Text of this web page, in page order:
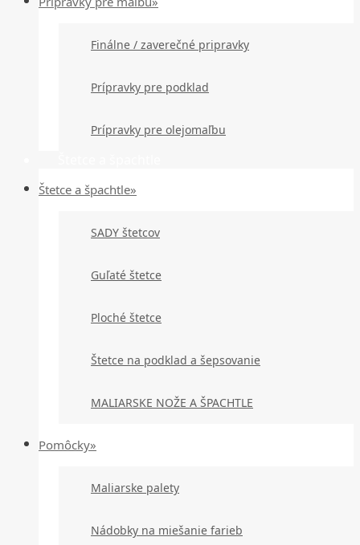
Finálne / zaverečné pripravky
Prípravky pre podklad
Prípravky pre olejomaľbu
Štetce a špachtle»
SADY štetcov
Guľaté štetce
Ploché štetce
Štetce na podklad a šepsovanie
MALIARSKE NOŽE A ŠPACHTLE
Pomôcky»
Maliarske palety
Nádobky na miešanie farieb